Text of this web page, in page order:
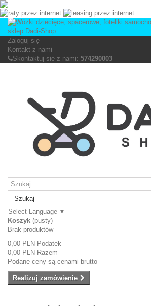
Zaloguj się
Kontakt z nami
Skontaktuj się z nami: 574290003
Szukaj
Select Language ▼
Koszyk (pusty)
Brak produktów
0,00 PLN Podatek
0,00 PLN Razem
Podane ceny są cenami brutto
Realizuj zamówienie